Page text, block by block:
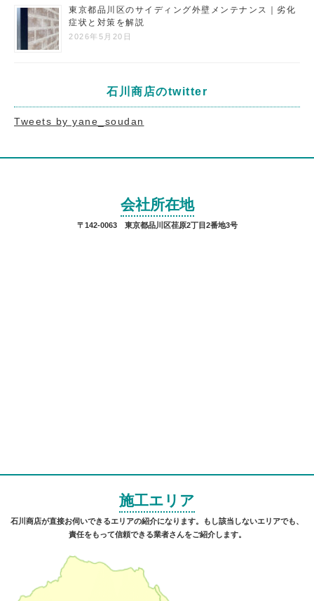
東京都品川区のサイディング外壁メンテナンス｜劣化
症状と対策を解説
2026年5月20日
石川商店のtwitter
Tweets by yane_soudan
会社所在地
〒142-0063 東京都品川区荏原2丁目2番地3号
施工エリア
石川商店が直接お伺いできるエリアの紹介になります。もし該当しないエリアでも、
責任をもって信頼できる業者さんをご紹介します。